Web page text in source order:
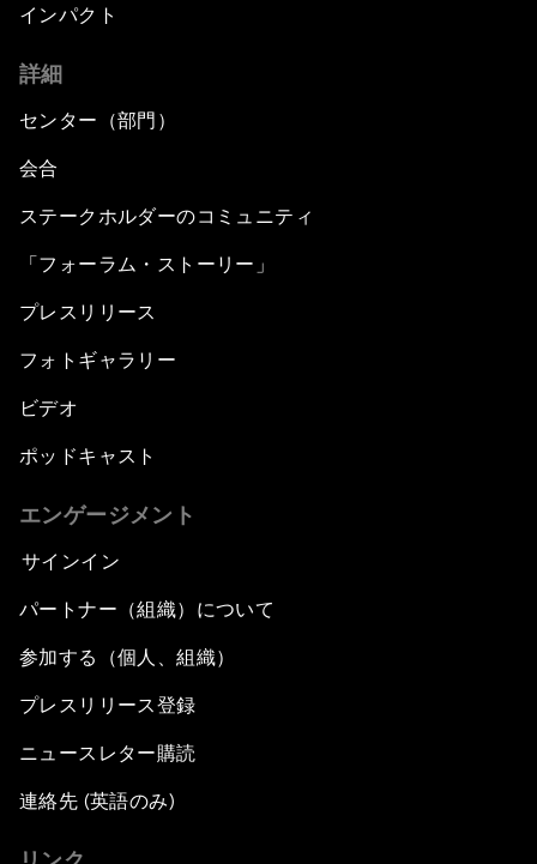
インパクト
詳細
センター（部門）
会合
ステークホルダーのコミュニティ
「フォーラム・ストーリー」
プレスリリース
フォトギャラリー
ビデオ
ポッドキャスト
エンゲージメント
サインイン
パートナー（組織）について
参加する（個人、組織）
プレスリリース登録
ニュースレター購読
連絡先 (英語のみ)